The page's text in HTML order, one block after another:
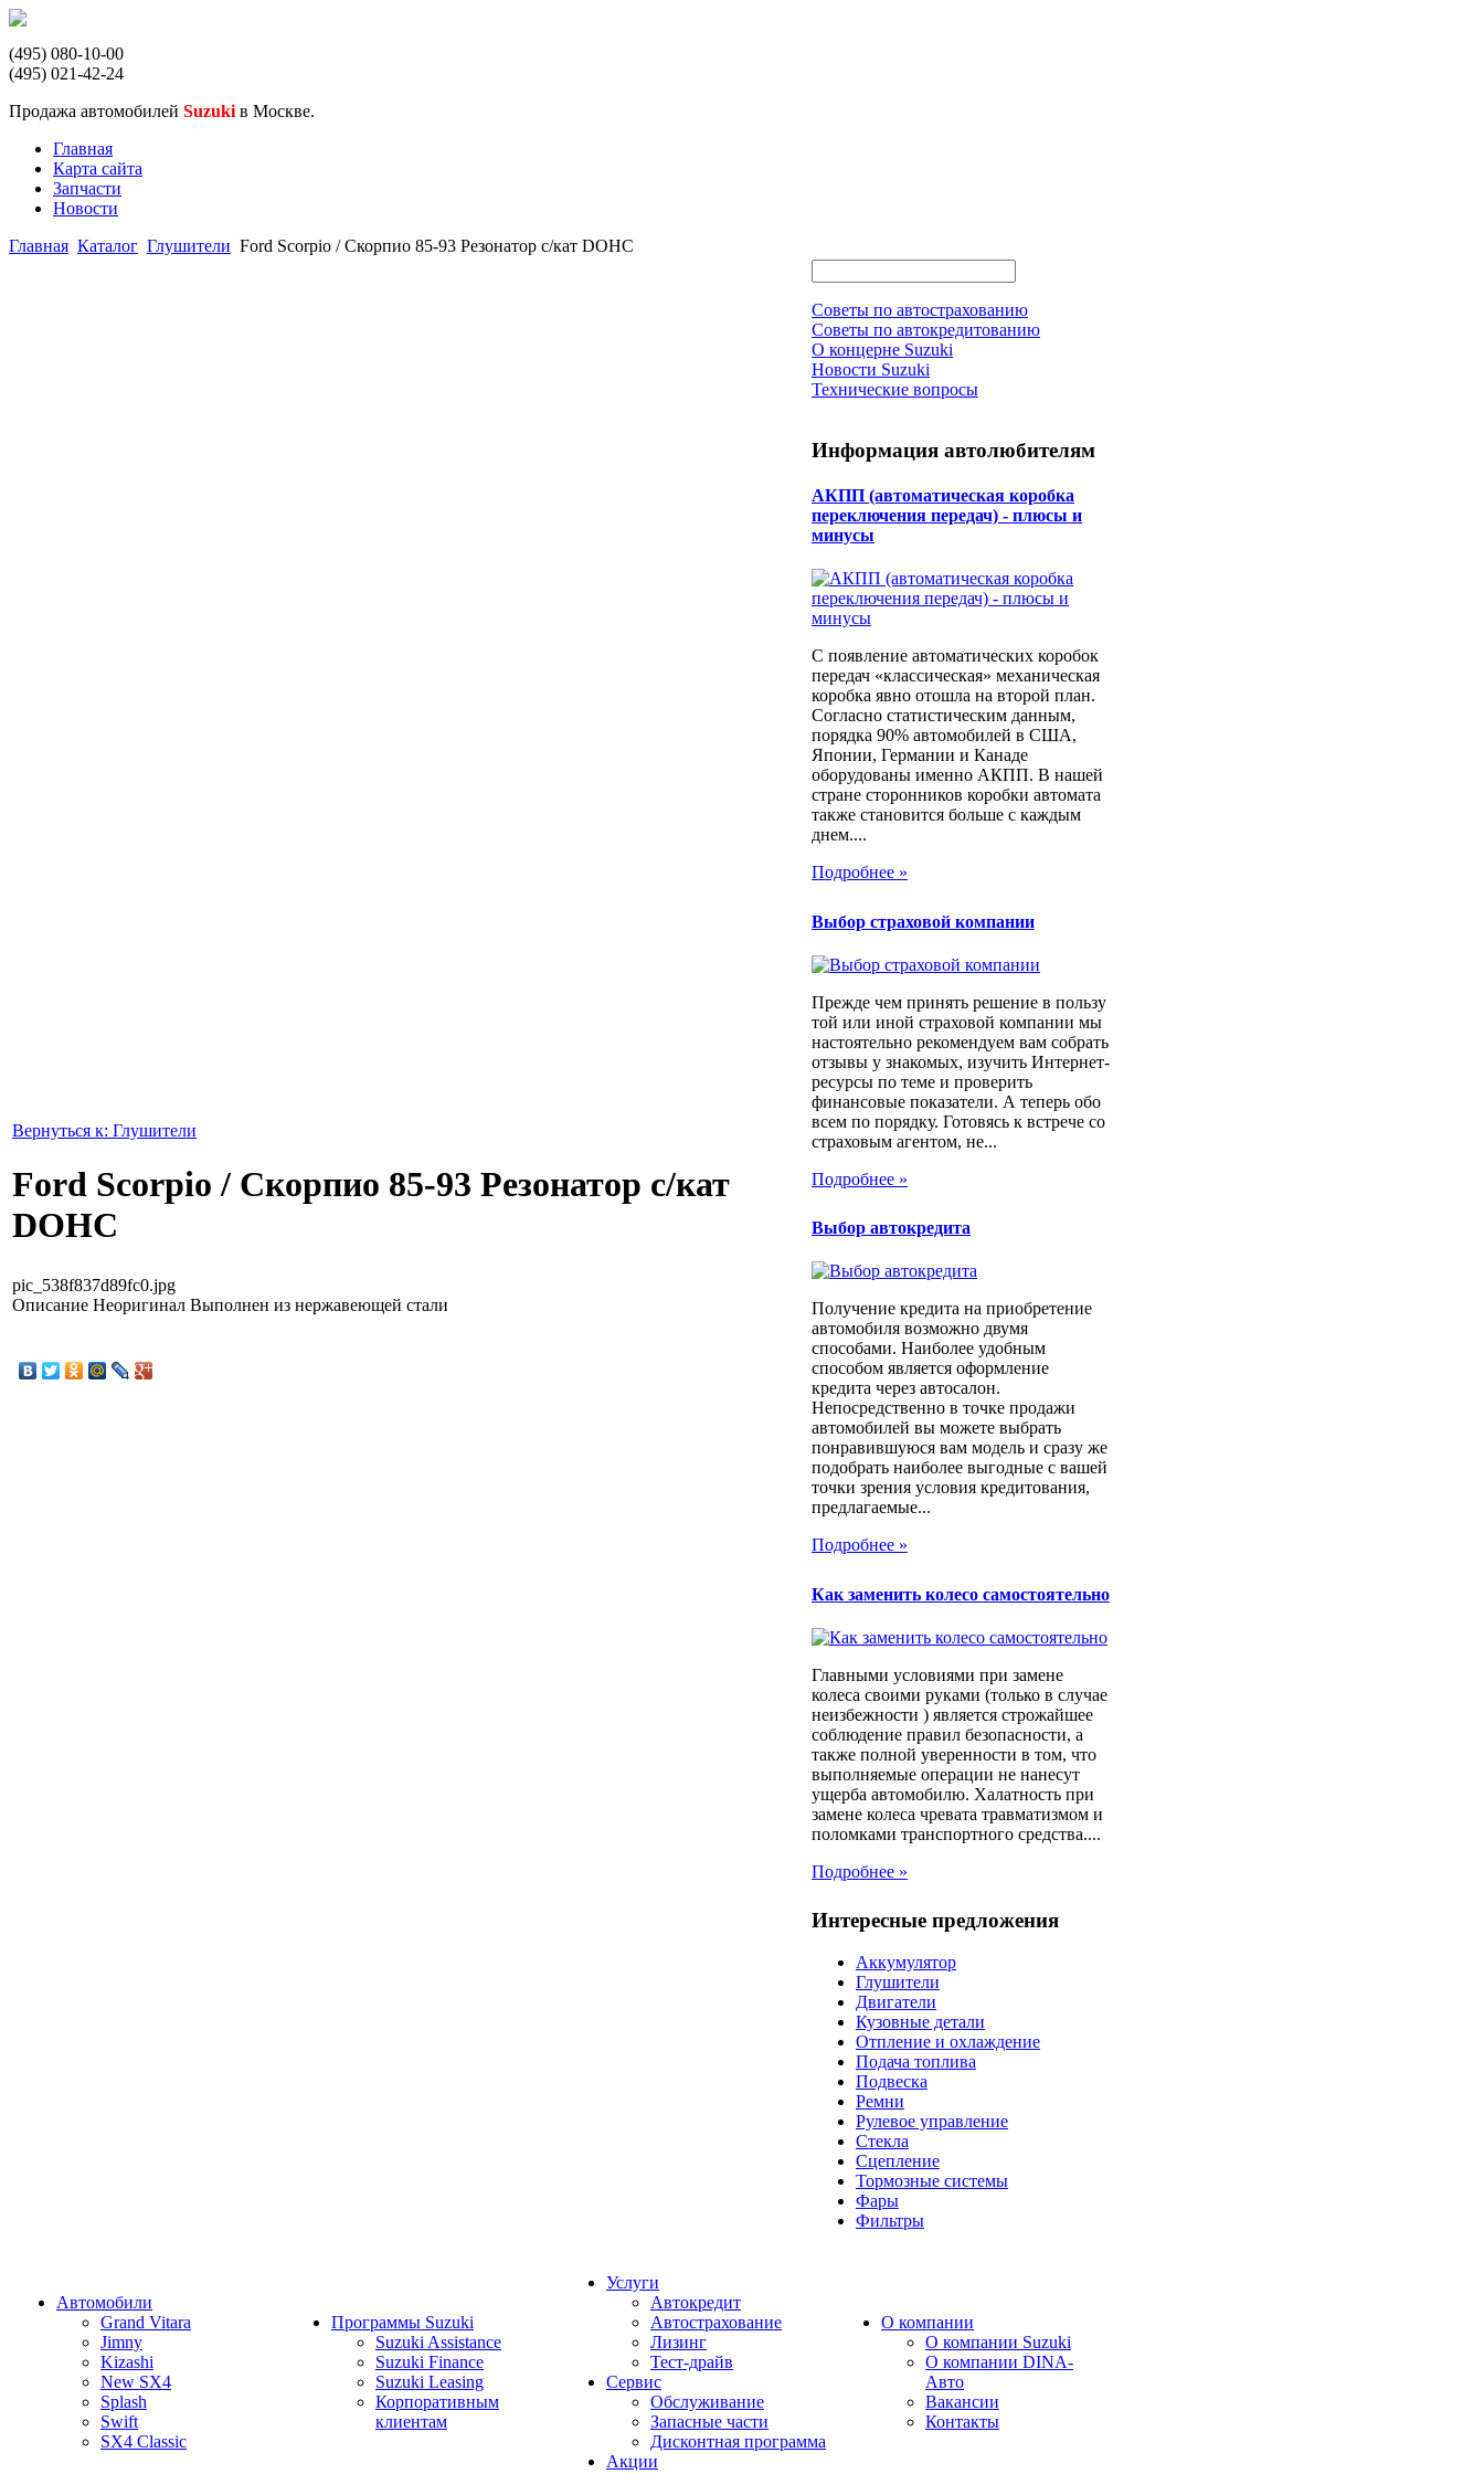
(495) 080-10-00
(495) 021-42-24
Продажа автомобилей Suzuki в Москве.
Главная
Карта сайта
Запчасти
Новости
Главная Каталог Глушители Ford Scorpio / Скорпио 85-93 Резонатор с/кат DOHC
Вернуться к: Глушители
Ford Scorpio / Скорпио 85-93 Резонатор с/кат
DOHC
pic_538f837d89fc0.jpg
Описание Неоригинал Выполнен из нержавеющей стали
Советы по автострахованию
Советы по автокредитованию
О концерне Suzuki
Новости Suzuki
Технические вопросы
Информация автолюбителям
АКПП (автоматическая коробка
переключения передач) - плюсы и
минусы
С появление автоматических коробок
передач «классическая» механическая
коробка явно отошла на второй план.
Согласно статистическим данным,
порядка 90% автомобилей в США,
Японии, Германии и Канаде
оборудованы именно АКПП. В нашей
стране сторонников коробки автомата
также становится больше с каждым
днем....
Подробнее »
Выбор страховой компании
Прежде чем принять решение в пользу
той или иной страховой компании мы
настоятельно рекомендуем вам собрать
отзывы у знакомых, изучить Интернет-
ресурсы по теме и проверить
финансовые показатели. А теперь обо
всем по порядку. Готовясь к встрече со
страховым агентом, не...
Подробнее »
Выбор автокредита
Получение кредита на приобретение
автомобиля возможно двумя
способами. Наиболее удобным
способом является оформление
кредита через автосалон.
Непосредственно в точке продажи
автомобилей вы можете выбрать
понравившуюся вам модель и сразу же
подобрать наиболее выгодные с вашей
точки зрения условия кредитования,
предлагаемые...
Подробнее »
Как заменить колесо самостоятельно
Главными условиями при замене
колеса своими руками (только в случае
неизбежности ) является строжайшее
соблюдение правил безопасности, а
также полной уверенности в том, что
выполняемые операции не нанесут
ущерба автомобилю. Халатность при
замене колеса чревата травматизмом и
поломками транспортного средства....
Подробнее »
Интересные предложения
Аккумулятор
Глушители
Двигатели
Кузовные детали
Отпление и охлаждение
Подача топлива
Подвеска
Ремни
Рулевое управление
Стекла
Сцепление
Тормозные системы
Фары
Фильтры
Автомобили
Grand Vitara
Jimny
Kizashi
New SX4
Splash
Swift
SX4 Classic
Программы Suzuki
Suzuki Assistance
Suzuki Finance
Suzuki Leasing
Корпоративным
клиентам
Услуги
Автокредит
Автострахование
Лизинг
Тест-драйв
Сервис
Обслуживание
Запасные части
Дисконтная программа
Акции
О компании
О компании Suzuki
О компании DINA-
Авто
Вакансии
Контакты